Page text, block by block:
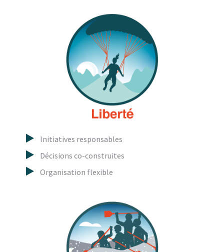
Initiatives responsables
Décisions co-construites
Organisation flexible